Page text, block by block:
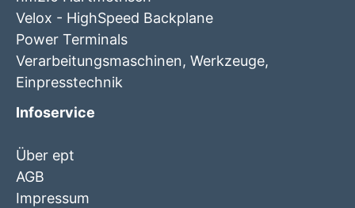
Velox - HighSpeed Backplane
Power Terminals
Verarbeitungsmaschinen, Werkzeuge,
Einpresstechnik
Infoservice
Über ept
AGB
Impressum